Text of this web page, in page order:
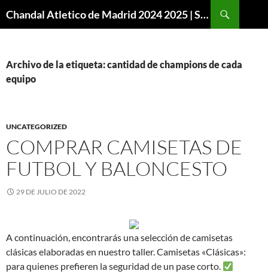
Chandal Atletico de Madrid 2024 2025 | SuperVigo
Archivo de la etiqueta: cantidad de champions de cada
equipo
UNCATEGORIZED
COMPRAR CAMISETAS DE
FUTBOL Y BALONCESTO
29 DE JULIO DE 2022
A continuación, encontrarás una selección de camisetas
clásicas elaboradas en nuestro taller. Camisetas «Clásicas»:
para quienes prefieren la seguridad de un pase corto.